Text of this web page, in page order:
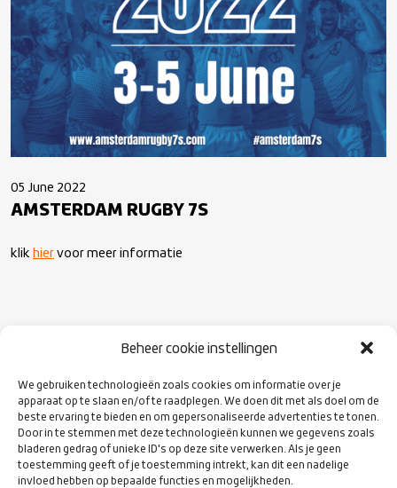
Beheer cookie instellingen
We gebruiken technologieën zoals cookies om informatie over je
apparaat op te slaan en/of te raadplegen. We doen dit met als doel om de
beste ervaring te bieden en om gepersonaliseerde advertenties te tonen.
Door in te stemmen met deze technologieën kunnen we gegevens zoals
bladeren gedrag of unieke ID's op deze site verwerken. Als je geen
toestemming geeft of je toestemming intrekt, kan dit een nadelige
invloed hebben op bepaalde functies en mogelijkheden.
05 June 2022
AMSTERDAM RUGBY 7S
klik hier voor meer informatie
OP SOCIAL
MEDIA